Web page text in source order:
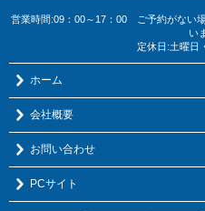
営業時間:09：00～17：00 ご予約がない
い
定休日:土曜日
ホーム
会社概要
お問い合わせ
PCサイト